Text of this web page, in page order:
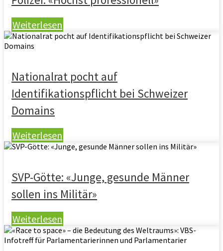
Weiterlesen
Nationalrat pocht auf
Identifikationspflicht bei Schweizer
Domains
Weiterlesen
SVP-Götte: «Junge, gesunde Männer
sollen ins Militär»
Weiterlesen